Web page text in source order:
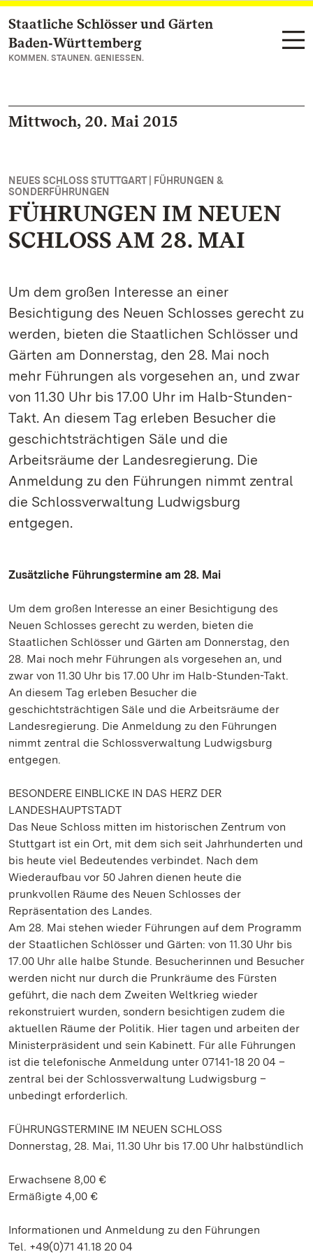
Zum Hauptinhalt springen
Staatliche Schlösser und Gärten
Baden‑Württemberg
KOMMEN. STAUNEN. GENIESSEN.
Mittwoch, 20. Mai 2015
NEUES SCHLOSS STUTTGART | FÜHRUNGEN &
SONDERFÜHRUNGEN
FÜHRUNGEN IM NEUEN
SCHLOSS AM 28. MAI
Um dem großen Interesse an einer
Besichtigung des Neuen Schlosses gerecht zu
werden, bieten die Staatlichen Schlösser und
Gärten am Donnerstag, den 28. Mai noch
mehr Führungen als vorgesehen an, und zwar
von 11.30 Uhr bis 17.00 Uhr im Halb-Stunden-
Takt. An diesem Tag erleben Besucher die
geschichtsträchtigen Säle und die
Arbeitsräume der Landesregierung. Die
Anmeldung zu den Führungen nimmt zentral
die Schlossverwaltung Ludwigsburg
entgegen.
Zusätzliche Führungstermine am 28. Mai
Um dem großen Interesse an einer Besichtigung des
Neuen Schlosses gerecht zu werden, bieten die
Staatlichen Schlösser und Gärten am Donnerstag, den
28. Mai noch mehr Führungen als vorgesehen an, und
zwar von 11.30 Uhr bis 17.00 Uhr im Halb-Stunden-Takt.
An diesem Tag erleben Besucher die
geschichtsträchtigen Säle und die Arbeitsräume der
Landesregierung. Die Anmeldung zu den Führungen
nimmt zentral die Schlossverwaltung Ludwigsburg
entgegen.
BESONDERE EINBLICKE IN DAS HERZ DER
LANDESHAUPTSTADT
Das Neue Schloss mitten im historischen Zentrum von
Stuttgart ist ein Ort, mit dem sich seit Jahrhunderten und
bis heute viel Bedeutendes verbindet. Nach dem
Wiederaufbau vor 50 Jahren dienen heute die
prunkvollen Räume des Neuen Schlosses der
Repräsentation des Landes.
Am 28. Mai stehen wieder Führungen auf dem Programm
der Staatlichen Schlösser und Gärten: von 11.30 Uhr bis
17.00 Uhr alle halbe Stunde. Besucherinnen und Besucher
werden nicht nur durch die Prunkräume des Fürsten
geführt, die nach dem Zweiten Weltkrieg wieder
rekonstruiert wurden, sondern besichtigen zudem die
aktuellen Räume der Politik. Hier tagen und arbeiten der
Ministerpräsident und sein Kabinett. Für alle Führungen
ist die telefonische Anmeldung unter 07141-18 20 04 –
zentral bei der Schlossverwaltung Ludwigsburg –
unbedingt erforderlich.
FÜHRUNGSTERMINE IM NEUEN SCHLOSS
Donnerstag, 28. Mai, 11.30 Uhr bis 17.00 Uhr halbstündlich
Erwachsene 8,00 €
Ermäßigte 4,00 €
Informationen und Anmeldung zu den Führungen
Tel. +49(0)71 41.18 20 04